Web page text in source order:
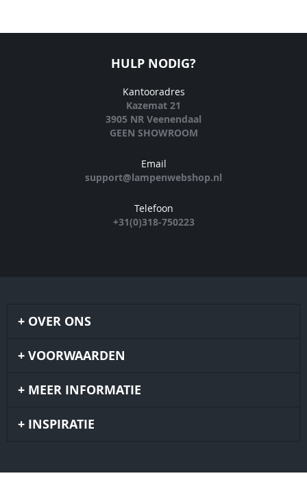
HULP NODIG?
Kantooradres
Kazemat 21
3905 NR Veenendaal
GEEN SHOWROOM
Email
support@lampenwebshop.nl
Telefoon
+31(0)318-750223
OVER ONS
VOORWAARDEN
MEER INFORMATIE
INSPIRATIE